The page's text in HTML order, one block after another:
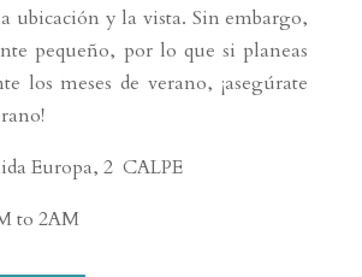
ubicación y la vista. Sin embargo,
pequeño, por lo que si planeas
los meses de verano, ¡asegúrate
Europa, 2 CALPE
to 2AM